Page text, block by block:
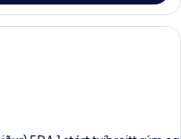
drykkir á míníbar,